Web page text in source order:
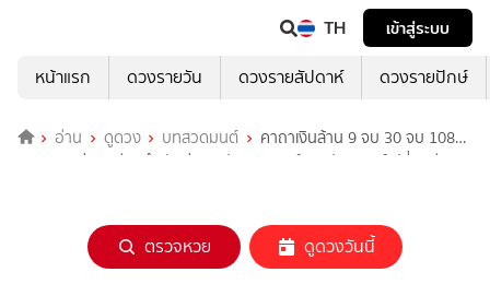
TH
เข้าสู่ระบบ
หน้าแรก
ดวงรายวัน ดวงรายสัปดาห์ ดวงรายปักษ์
อ่าน ดูดวง บทสวดมนต์
คาถาเงินล้าน 9 จบ 30 จบ 108
จบ หลวงพ่อฤาษีลิงดำ วัดท่าซุง ประสบการณ์ และปาฏิหาริย์เปลี่ยนชีวิต!
ตรวจหวย ดูดวงวันนี้